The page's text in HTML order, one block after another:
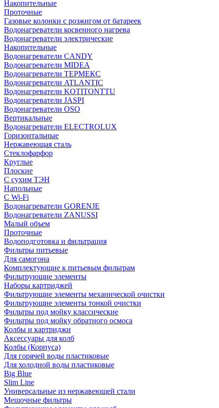
Накопительные
Проточные
Газовые колонки с розжигом от батареек
Водонагреватели косвенного нагрева
Водонагреватели электрические
Накопительные
Водонагреватели CANDY
Водонагреватели MIDEA
Водонагреватели ТЕРМЕКС
Водонагреватели ATLANTIC
Водонагреватели KOTITONTTU
Водонагреватели JASPI
Водонагреватели OSO
Вертикальные
Водонагреватели ELECTROLUX
Горизонтальные
Нержавеющая сталь
Стеклофарфор
Круглые
Плоские
С сухим ТЭН
Напольные
С Wi-Fi
Водонагреватели GORENJE
Водонагреватели ZANUSSI
Малый объем
Проточные
Водоподготовка и фильтрация
Фильтры питьевые
Для самогона
Комплектующие к питьевым фильтрам
Фильтрующие элементы
Наборы картриджей
Фильтрующие элементы механической очистки
Фильтрующие элементы тонкой очистки
Фильтры под мойку классические
Фильтры под мойку обратного осмоса
Колбы и картриджи
Аксессуары для колб
Колбы (Корпуса)
Для горячей воды пластиковые
Для холодной воды пластиковые
Big Blue
Slim Line
Универсальные из нержавеющей стали
Мешочные фильтры